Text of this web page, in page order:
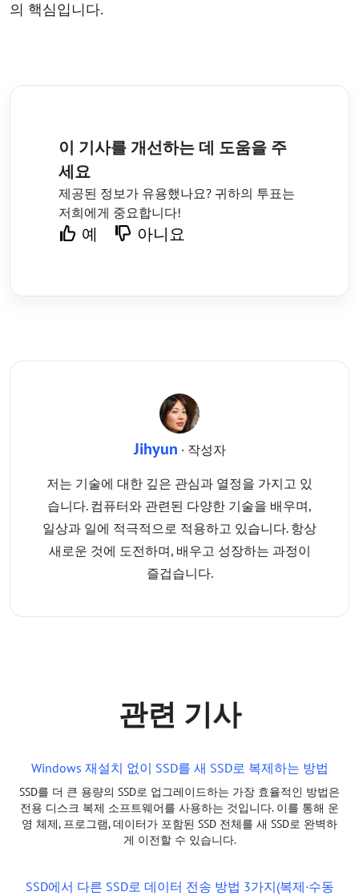
의 핵심입니다.
이 기사를 개선하는 데 도움을 주
세요
제공된 정보가 유용했나요? 귀하의 투표는
저희에게 중요합니다!
예 아니요
Jihyun · 작성자
저는 기술에 대한 깊은 관심과 열정을 가지고 있
습니다. 컴퓨터와 관련된 다양한 기술을 배우며,
일상과 일에 적극적으로 적용하고 있습니다. 항상
새로운 것에 도전하며, 배우고 성장하는 과정이
즐겁습니다.
관련 기사
Windows 재설치 없이 SSD를 새 SSD로 복제하는 방법
SSD를 더 큰 용량의 SSD로 업그레이드하는 가장 효율적인 방법은
전용 디스크 복제 소프트웨어를 사용하는 것입니다. 이를 통해 운
영 체제, 프로그램, 데이터가 포함된 SSD 전체를 새 SSD로 완벽하
게 이전할 수 있습니다.
SSD에서 다른 SSD로 데이터 전송 방법 3가지(복제·수동